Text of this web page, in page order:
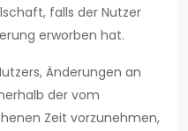
falls der Nutzer
erworben hat.
Änderungen an
der vom
Zeit vorzunehmen,